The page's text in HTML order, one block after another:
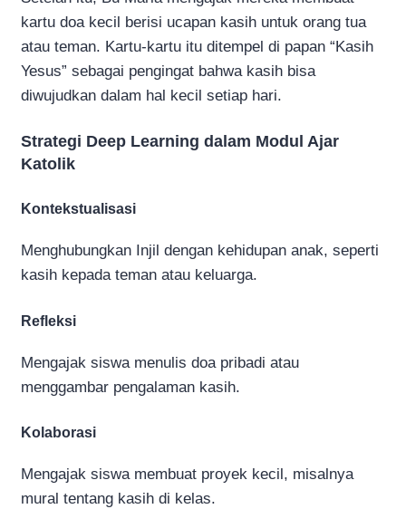
kartu doa kecil berisi ucapan kasih untuk orang tua
atau teman. Kartu-kartu itu ditempel di papan “Kasih
Yesus” sebagai pengingat bahwa kasih bisa
diwujudkan dalam hal kecil setiap hari.
Strategi Deep Learning dalam Modul Ajar
Katolik
Kontekstualisasi
Menghubungkan Injil dengan kehidupan anak, seperti
kasih kepada teman atau keluarga.
Refleksi
Mengajak siswa menulis doa pribadi atau
menggambar pengalaman kasih.
Kolaborasi
Mengajak siswa membuat proyek kecil, misalnya
mural tentang kasih di kelas.